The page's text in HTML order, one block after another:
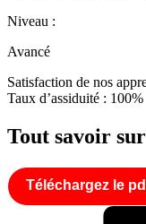
Niveau :
Avancé
Satisfaction de nos
Taux d’assiduité : 100%
Tout savoir
Téléchargez le